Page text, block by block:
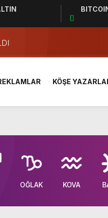
10 TL!
KÖŞE
OĞLAK KOVA